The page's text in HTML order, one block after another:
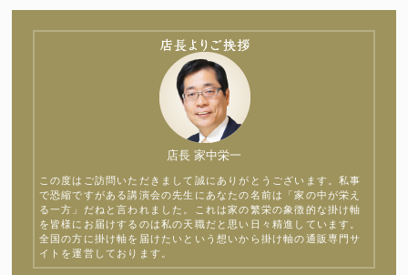
店長 家中栄一
この度はご訪問いただきまして誠にありがとうございます。私事
で恐縮ですがある講演会の先生にあなたの名前は「家の中が栄え
る一方」だねと言われました。これは家の繁栄の象徴的な掛け軸
を皆様にお届けするのは私の天職だと思い日々精進しています。
全国の方に掛け軸を届けたいという想いから掛け軸の通販専門サ
イトを運営しております。